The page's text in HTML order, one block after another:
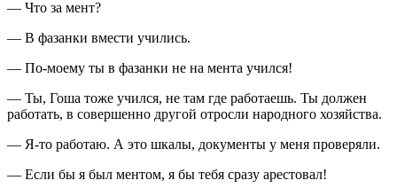
— Что за мент?
— В фазанки вмести учились.
— По-моему ты в фазанки не на мента учился!
— Ты, Гоша тоже учился, не там где работаешь. Ты должен
работать, в совершенно другой отросли народного хозяйства.
— Я-то работаю. А это шкалы, документы у меня проверяли.
— Если бы я был ментом, я бы тебя сразу арестовал!